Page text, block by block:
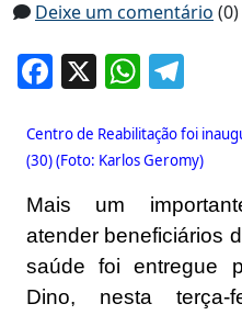
Deixe um comentário (0)
Facebook
X
Centro de Reabilitação foi
(30) (Foto: Karlos Geromy)
Mais um
atender beneficiários
saúde foi entregue
Dino, nesta